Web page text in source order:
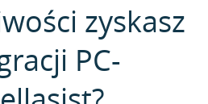
zyskasz
PC-